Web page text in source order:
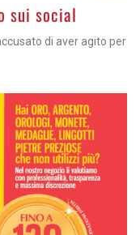
sui social
di aver agito per